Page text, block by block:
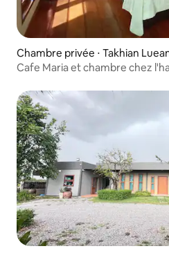
Chambre privée ⋅ Takhian
Cafe Maria et chambre chez